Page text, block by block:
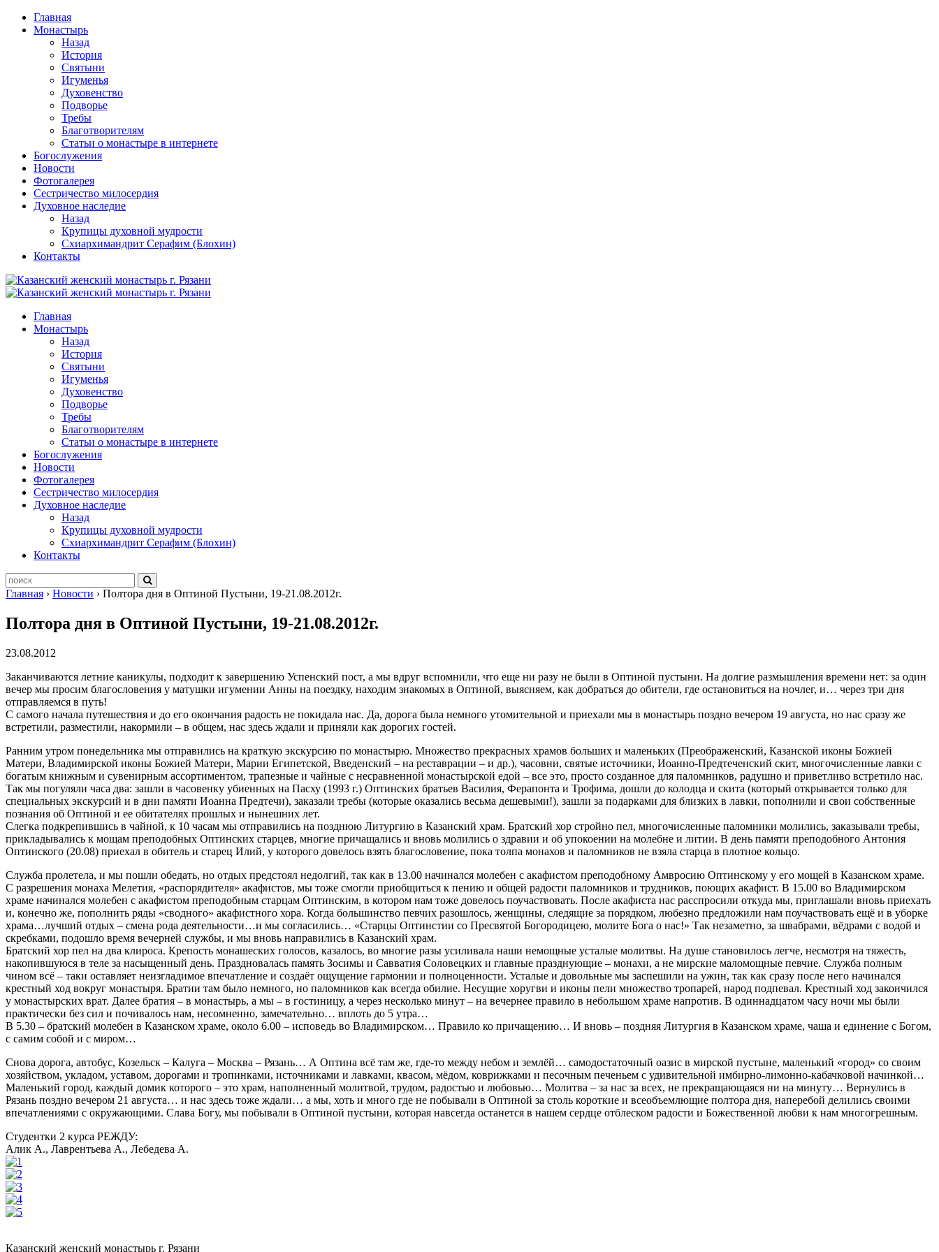
Перейти
содержимому
Главная
Монастырь
Назад
История
Святыни
Игуменья
Духовенство
Подворье
Требы
Благотворителям
Статьи о монастыре в интернете
Богослужения
Новости
Фотогалерея
Сестричество милосердия
Духовное наследие
Назад
Крупицы духовной мудрости
Схиархимандрит Серафим (Блохин)
Контакты
Главная
Монастырь
Назад
История
Святыни
Игуменья
Духовенство
Подворье
Требы
Благотворителям
Статьи о монастыре в интернете
Богослужения
Новости
Фотогалерея
Сестричество милосердия
Духовное наследие
Назад
Крупицы духовной мудрости
Схиархимандрит Серафим (Блохин)
Контакты
Главная › Новости › Полтора дня в Оптиной Пустыни, 19-21.08.2012г.
Полтора дня в Оптиной Пустыни, 19-21.08.2012г.
23.08.2012
Заканчиваются летние каникулы, подходит к завершению Успенский пост, а мы вдруг вспомнили, что еще ни разу не были в Оптиной пустыни. На долгие размышления времени нет: за один
вечер мы просим благословения у матушки игумении Анны на поездку, находим знакомых в Оптиной, выясняем, как добраться до обители, где остановиться на ночлег, и… через три дня
отправляемся в путь!
С самого начала путешествия и до его окончания радость не покидала нас. Да, дорога была немного утомительной и приехали мы в монастырь поздно вечером 19 августа, но нас сразу же
встретили, разместили, накормили – в общем, нас здесь ждали и приняли как дорогих гостей.
Ранним утром понедельника мы отправились на краткую экскурсию по монастырю. Множество прекрасных храмов больших и маленьких (Преображенский, Казанской иконы Божией
Матери, Владимирской иконы Божией Матери, Марии Египетской, Введенский – на реставрации – и др.), часовни, святые источники, Иоанно-Предтеченский скит, многочисленные лавки с
богатым книжным и сувенирным ассортиментом, трапезные и чайные с несравненной монастырской едой – все это, просто созданное для паломников, радушно и приветливо встретило нас.
Так мы погуляли часа два: зашли в часовенку убиенных на Пасху (1993 г.) Оптинских братьев Василия, Ферапонта и Трофима, дошли до колодца и скита (который открывается только для
специальных экскурсий и в дни памяти Иоанна Предтечи), заказали требы (которые оказались весьма дешевыми!), зашли за подарками для близких в лавки, пополнили и свои собственные
познания об Оптиной и ее обитателях прошлых и нынешних лет.
Слегка подкрепившись в чайной, к 10 часам мы отправились на позднюю Литургию в Казанский храм. Братский хор стройно пел, многочисленные паломники молились, заказывали требы,
прикладывались к мощам преподобных Оптинских старцев, многие причащались и вновь молились о здравии и об упокоении на молебне и литии. В день памяти преподобного Антония
Оптинского (20.08) приехал в обитель и старец Илий, у которого довелось взять благословение, пока толпа монахов и паломников не взяла старца в плотное кольцо.
Служба пролетела, и мы пошли обедать, но отдых предстоял недолгий, так как в 13.00 начинался молебен с акафистом преподобному Амвросию Оптинскому у его мощей в Казанском храме.
С разрешения монаха Мелетия, «распорядителя» акафистов, мы тоже смогли приобщиться к пению и общей радости паломников и трудников, поющих акафист. В 15.00 во Владимирском
храме начинался молебен с акафистом преподобным старцам Оптинским, в котором нам тоже довелось поучаствовать. После акафиста нас расспросили откуда мы, приглашали вновь приехать
и, конечно же, пополнить ряды «сводного» акафистного хора. Когда большинство певчих разошлось, женщины, следящие за порядком, любезно предложили нам поучаствовать ещё и в уборке
храма…лучший отдых – смена рода деятельности…и мы согласились… «Старцы Оптинстии со Пресвятой Богородицею, молите Бога о нас!» Так незаметно, за швабрами, вёдрами с водой и
скребками, подошло время вечерней службы, и мы вновь направились в Казанский храм.
Братский хор пел на два клироса. Крепость монашеских голосов, казалось, во многие разы усиливала наши немощные усталые молитвы. На душе становилось легче, несмотря на тяжесть,
накопившуюся в теле за насыщенный день. Праздновалась память Зосимы и Савватия Соловецких и главные празднующие – монахи, а не мирские маломощные певчие. Служба полным
чином всё – таки оставляет неизгладимое впечатление и создаёт ощущение гармонии и полноценности. Усталые и довольные мы заспешили на ужин, так как сразу после него начинался
крестный ход вокруг монастыря. Братии там было немного, но паломников как всегда обилие. Несущие хоругви и иконы пели множество тропарей, народ подпевал. Крестный ход закончился
у монастырских врат. Далее братия – в монастырь, а мы – в гостиницу, а через несколько минут – на вечернее правило в небольшом храме напротив. В одиннадцатом часу ночи мы были
практически без сил и почивалось нам, несомненно, замечательно… вплоть до 5 утра…
В 5.30 – братский молебен в Казанском храме, около 6.00 – исповедь во Владимирском… Правило ко причащению… И вновь – поздняя Литургия в Казанском храме, чаша и единение с Богом,
с самим собой и с миром…
Снова дорога, автобус, Козельск – Калуга – Москва – Рязань… А Оптина всё там же, где-то между небом и землёй… самодостаточный оазис в мирской пустыне, маленький «город» со своим
хозяйством, укладом, уставом, дорогами и тропинками, источниками и лавками, квасом, мёдом, коврижками и песочным печеньем с удивительной имбирно-лимонно-кабачковой начинкой…
Маленький город, каждый домик которого – это храм, наполненный молитвой, трудом, радостью и любовью… Молитва – за нас за всех, не прекращающаяся ни на минуту… Вернулись в
Рязань поздно вечером 21 августа… и нас здесь тоже ждали… а мы, хоть и много где не побывали в Оптиной за столь короткие и всеобъемлющие полтора дня, наперебой делились своими
впечатлениями с окружающими. Слава Богу, мы побывали в Оптиной пустыни, которая навсегда останется в нашем сердце отблеском радости и Божественной любви к нам многогрешным.
Студентки 2 курса РЕЖДУ:
Алик А., Лаврентьева А., Лебедева А.
Казанский женский монастырь г. Рязани